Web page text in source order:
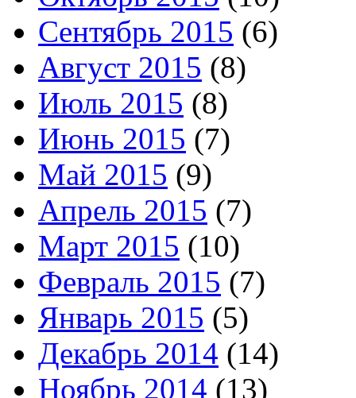
Сентябрь 2015 (6)
Август 2015 (8)
Июль 2015 (8)
Июнь 2015 (7)
Май 2015 (9)
Апрель 2015 (7)
Март 2015 (10)
Февраль 2015 (7)
Январь 2015 (5)
Декабрь 2014 (14)
Ноябрь 2014 (13)